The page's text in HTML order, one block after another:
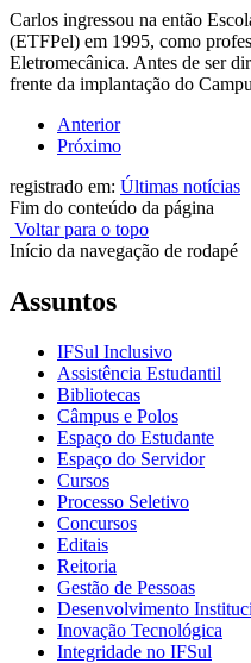
Carlos ingressou na então
(ETFPel) em 1995, como
Eletromecânica. Antes de ser
frente da implantação do
Anterior
Próximo
registrado em: Últimas notícias
Fim do conteúdo da página
Voltar para o topo
Início da navegação de rodapé
Assuntos
IFSul Inclusivo
Assistência Estudantil
Bibliotecas
Câmpus e Polos
Espaço do Estudante
Espaço do Servidor
Cursos
Processo Seletivo
Concursos
Editais
Reitoria
Gestão de Pessoas
Desenvolvimento
Inovação Tecnológica
Integridade no IFSul